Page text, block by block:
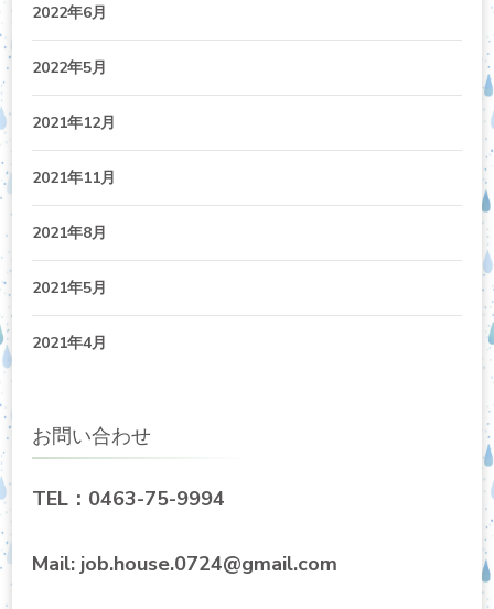
2022年6月
2022年5月
2021年12月
2021年11月
2021年8月
2021年5月
2021年4月
お問い合わせ
TEL：0463-75-9994
Mail: job.house.0724@gmail.com